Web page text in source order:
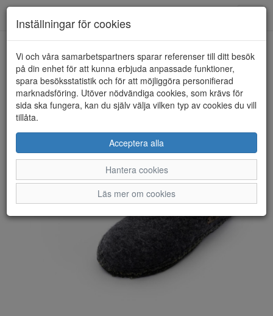
HEM ULLE
Inställningar för cookies
Vi och våra samarbetspartners sparar referenser till ditt besök
på din enhet för att kunna erbjuda anpassade funktioner,
spara besöksstatistik och för att möjliggöra personifierad
marknadsföring. Utöver nödvändiga cookies, som krävs för
sida ska fungera, kan du själv välja vilken typ av cookies du vill
tillåta.
Acceptera alla
Hantera cookies
Läs mer om cookies